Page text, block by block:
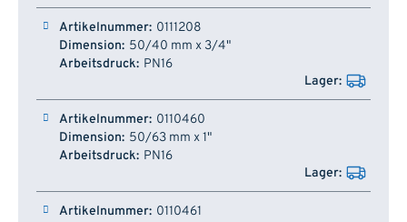
0111208
50/40 mm x 3/4"
PN16
0110460
50/63 mm x 1"
PN16
0110461